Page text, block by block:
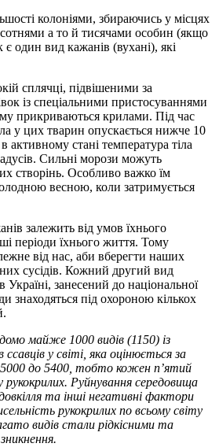
колоніями, збираючись у місцях
а то й тисячами особин (якщо
один вид кажанів (вухані), які
сплячці, підвішеними за
із спеціальними пристосуваннями
прикриваються крилами. Під час
у цих тварин опускається нижче 10
активному стані температура тіла
Сильні морози можуть
створінь. Особливо важко їм
весною, коли затримується
залежить від умов їхнього
періоди їхнього життя. Тому
від нас, аби вберегти наших
сусідів. Кожний другий вид
занесений до національної
знаходяться під охороною кількох
майже 1000 видів (1150) із
ссавців у світі, яка оцінюється за
5000 до 5400, тобто кожен п’ятий
рукокрилих. Руйнування середовища
та інші негативні фактори
рукокрилих по всьому світу
видів стали рідкісними та